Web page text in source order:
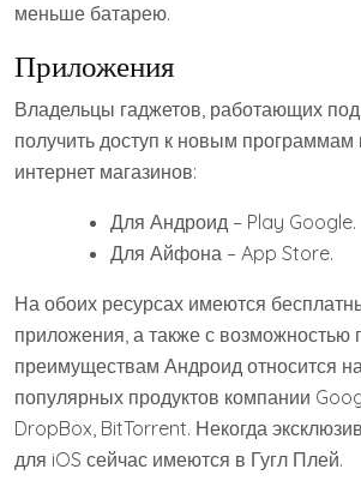
меньше батарею.
Приложения
Владельцы гаджетов, работающих
получить доступ к новым
интернет магазинов:
Для Андроид – Play Google.
Для Айфона – App Store.
На обоих ресурсах имеются
приложения, а также с возможностью
преимуществам Андроид относится
популярных продуктов компании
DropBox, BitTorrent. Некогда
для iOS сейчас имеются в Гугл Плей.